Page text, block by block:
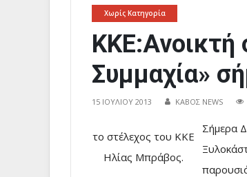
Χωρίς Κατηγορία
ΚΚΕ:Ανοικτή
Συμμαχία»
15 ΙΟΥΛΊΟΥ 2013 ΚΑΒΟΣ NEWS
το στέλεχος του ΚΚΕ
Ηλίας Μπράβος.
Σήμερα